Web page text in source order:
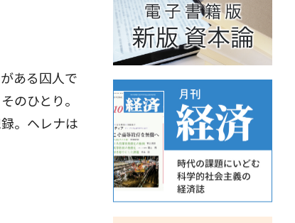
ある囚人で
のひとり。
。ヘレナは